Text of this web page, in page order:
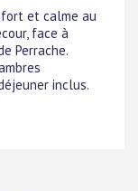
et calme au
face à
Perrache.
inclus.